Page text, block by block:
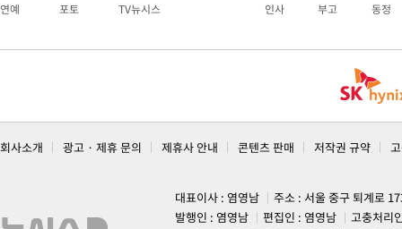
연예 포토 TV뉴시스 인사 부고 동정
회사소개 광고 · 제휴 문의 제휴사 안내 콘텐츠 판매 저작권 규약
대표이사 : 염영남
주소 : 서울 중구 퇴계로
발행인 : 염영남
편집인 : 염영남
고충처리